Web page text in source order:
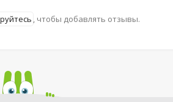
, чтобы добавлять отзывы.